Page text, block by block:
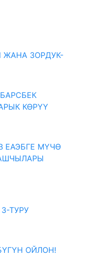
ЖАНА ЗОРДУК-
КӨРҮҮ
ЕАЭБГЕ МҮЧӨ
ТУРУ
ОЙЛОН!